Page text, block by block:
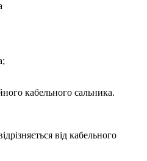
кабельного сальника.
від кабельного